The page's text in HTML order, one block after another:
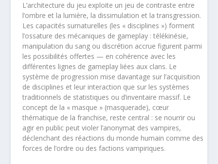
L’architecture du jeu exploite un jeu de contraste entre
l’ombre et la lumière, la dissimulation et la transgression.
Les capacités surnaturelles (les « disciplines ») forment
l’ossature des mécaniques de gameplay : télékinésie,
manipulation du sang ou discrétion accrue figurent parmi
les possibilités offertes — en cohérence avec les
différentes lignes de gameplay liées aux clans. Le
système de progression mise davantage sur l’acquisition
de disciplines et leur interaction que sur les systèmes
traditionnels de statistiques ou d’inventaire massif. Le
concept de la « masque » (masquerade), cœur
thématique de la franchise, reste central : se nourrir ou
agir en public peut violer l’anonymat des vampires,
déclenchant des réactions du monde humain comme des
forces de l’ordre ou des factions vampiriques.